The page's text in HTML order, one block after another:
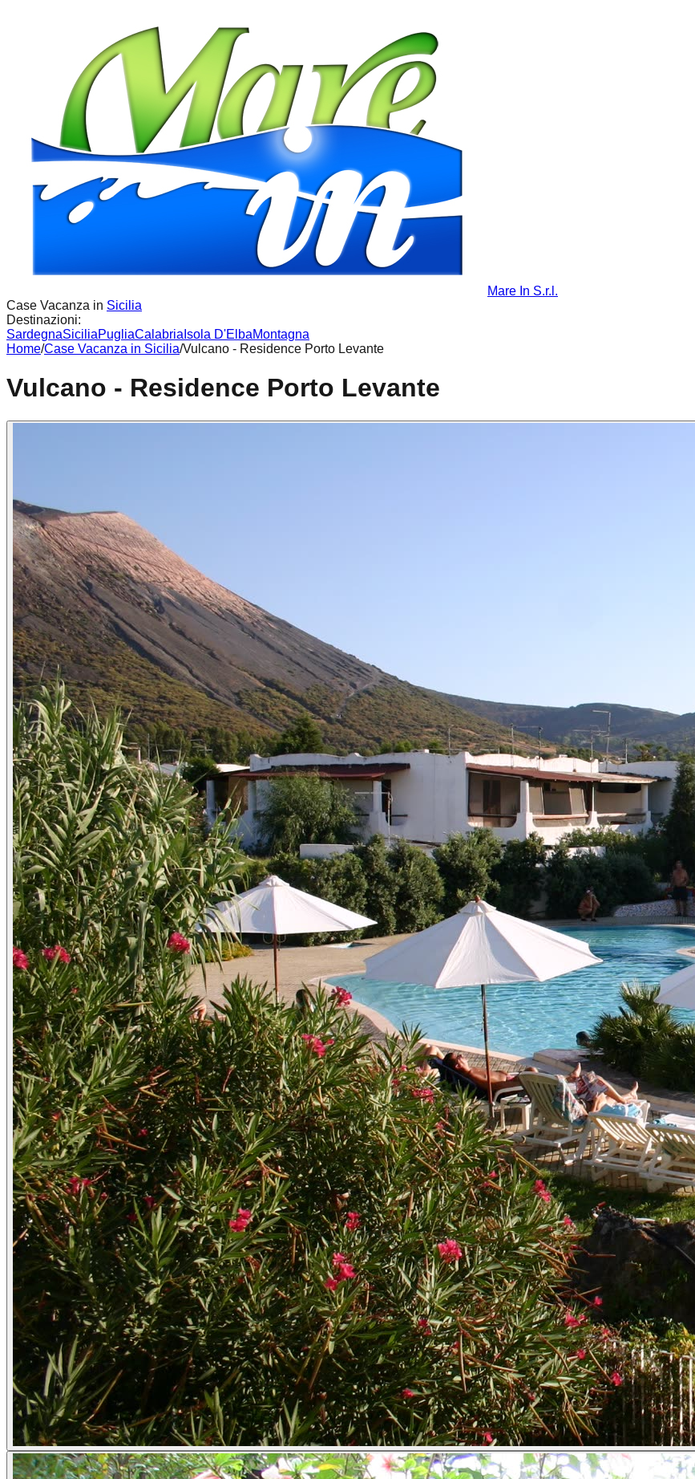
Mare In S.r.l.
Case Vacanza in Sicilia
Destinazioni:
SardegnaSiciliaPugliaCalabria Isola D'ElbaMontagna
Home/Case Vacanza in Sicilia/Vulcano - Residence Porto Levante
Vulcano - Residence Porto Levante